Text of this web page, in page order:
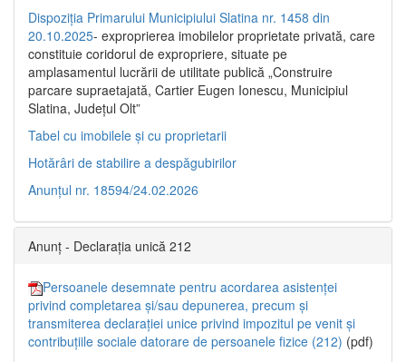
Dispoziția Primarului Municipiului Slatina nr. 1458 din
20.10.2025- exproprierea imobilelor proprietate privată, care
constituie coridorul de expropriere, situate pe
amplasamentul lucrării de utilitate publică „Construire
parcare supraetajată, Cartier Eugen Ionescu, Municipiul
Slatina, Județul Olt”
Tabel cu imobilele și cu proprietarii
Hotărâri de stabilire a despăgubirilor
Anunțul nr. 18594/24.02.2026
Anunț - Declarația unică 212
Persoanele desemnate pentru acordarea asistenței
privind completarea și/sau depunerea, precum și
transmiterea declarației unice privind impozitul pe venit și
contribuțiile sociale datorare de persoanele fizice (212) (pdf)